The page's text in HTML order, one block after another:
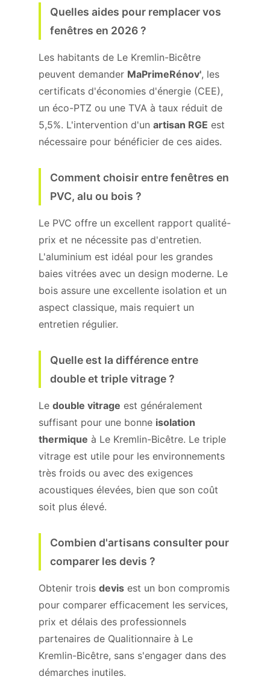
Quelles aides pour remplacer vos
fenêtres en 2026 ?
Les habitants de Le Kremlin-Bicêtre
peuvent demander MaPrimeRénov', les
certificats d'économies d'énergie (CEE),
un éco-PTZ ou une TVA à taux réduit de
5,5%. L'intervention d'un artisan RGE est
nécessaire pour bénéficier de ces aides.
Comment choisir entre fenêtres en
PVC, alu ou bois ?
Le PVC offre un excellent rapport qualité-
prix et ne nécessite pas d'entretien.
L'aluminium est idéal pour les grandes
baies vitrées avec un design moderne. Le
bois assure une excellente isolation et un
aspect classique, mais requiert un
entretien régulier.
Quelle est la différence entre
double et triple vitrage ?
Le double vitrage est généralement
suffisant pour une bonne isolation
thermique à Le Kremlin-Bicêtre. Le triple
vitrage est utile pour les environnements
très froids ou avec des exigences
acoustiques élevées, bien que son coût
soit plus élevé.
Combien d'artisans consulter pour
comparer les devis ?
Obtenir trois devis est un bon compromis
pour comparer efficacement les services,
prix et délais des professionnels
partenaires de Qualitionnaire à Le
Kremlin-Bicêtre, sans s'engager dans des
démarches inutiles.